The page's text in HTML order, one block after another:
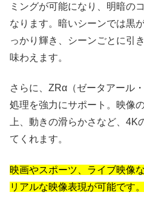
ミングが可能になり、明暗の
なります。暗いシーンでは黒
っかり輝き、シーンごとに引
味わえます。
さらに、ZRα（ゼータアール
処理を強力にサポート。映像
上、動きの滑らかさなど、4K
てくれます。
映画やスポーツ、ライブ映像
リアルな映像表現が可能です。